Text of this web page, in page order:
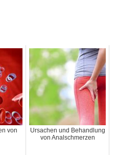
von
Ursachen und Behandlung
von Analschmerzen